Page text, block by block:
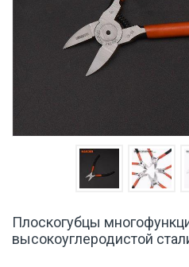
Плоскогубцы
высокоуглеродистой